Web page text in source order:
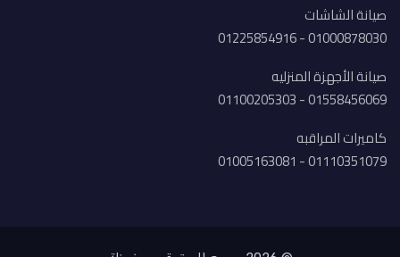
صيانة الشاشات
01000878030 - 01225854916
صيانة الأجهزة المنزليه
01558456069 - 01100205303
كاميرات المراقبه
01110351079 - 01005163081